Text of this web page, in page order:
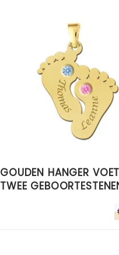
GOUDEN HANGER
TWEE